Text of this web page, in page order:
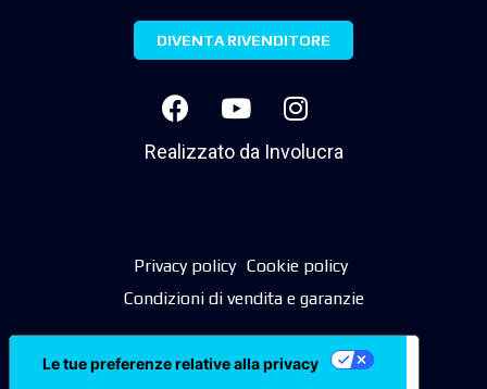
DIVENTA RIVENDITORE
Realizzato da Involucra
Privacy policy Cookie policy
Condizioni di vendita e garanzie
Le tue preferenze relative alla privacy